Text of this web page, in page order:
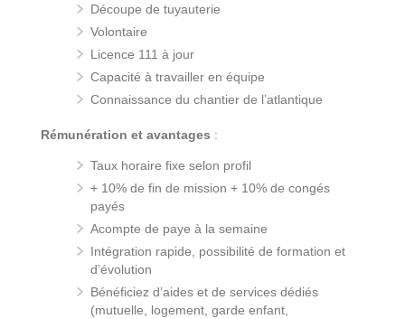
Découpe de tuyauterie
Volontaire
Licence 111 à jour
Capacité à travailler en équipe
Connaissance du chantier de l’atlantique
Rémunération et avantages :
Taux horaire fixe selon profil
+ 10% de fin de mission + 10% de congés
payés
Acompte de paye à la semaine
Intégration rapide, possibilité de formation et
d’évolution
Bénéficiez d’aides et de services dédiés
(mutuelle, logement, garde enfant,